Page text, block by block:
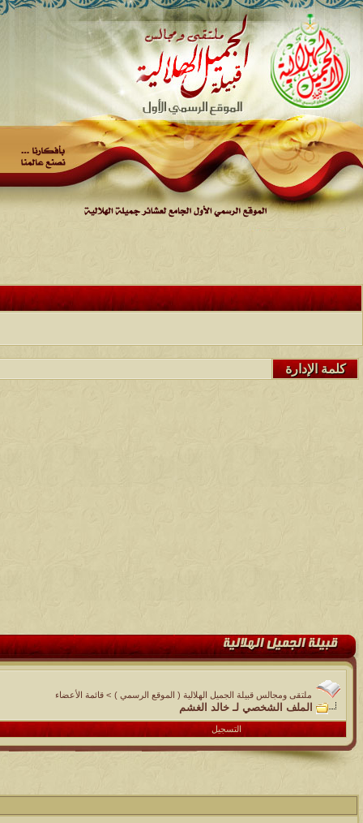
كلمة الإدارة
ملتقى ومجالس قبيلة الجميل الهلالية ( الموقع الرسمي ) > قائمة الأعضاء
الملف الشخصي لـ خالد الغشم
التسجيل
الموضوع